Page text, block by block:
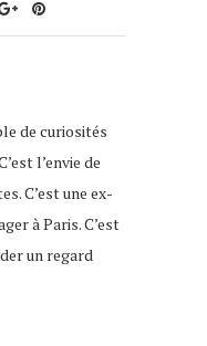
de curiosités
l’envie de
C’est une ex-
à Paris. C’est
un regard